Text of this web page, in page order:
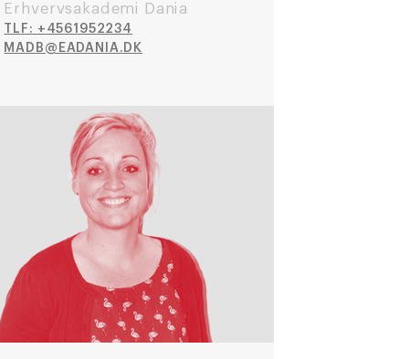
Erhvervsakademi Dania
TLF: +4561952234
MADB@EADANIA.DK